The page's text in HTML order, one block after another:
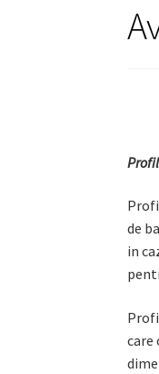
de
in
care